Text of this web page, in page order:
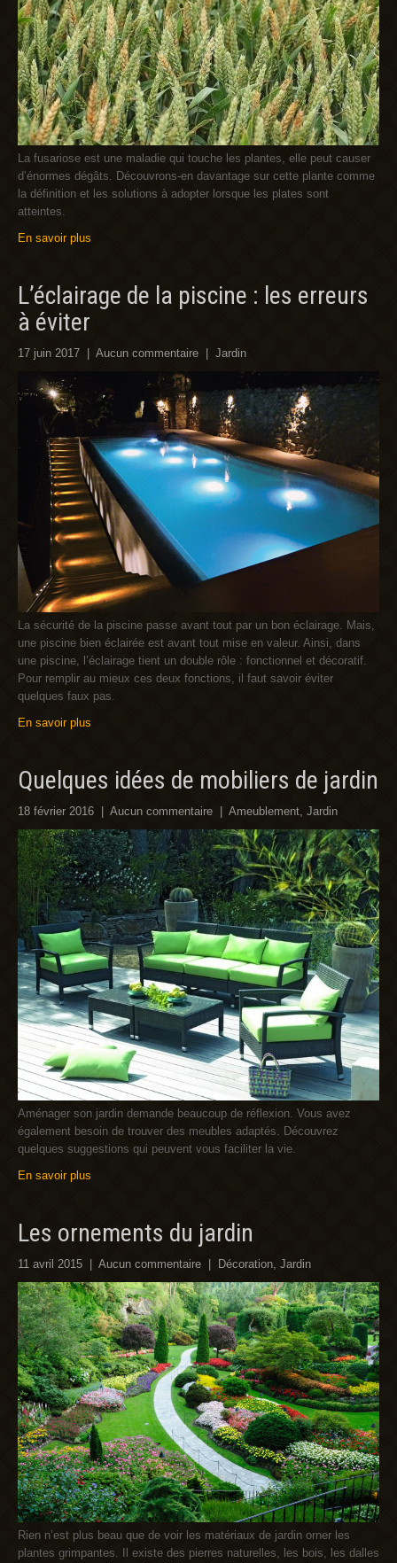
La fusariose est une maladie qui touche les plantes, elle peut causer
d’énormes dégâts. Découvrons-en davantage sur cette plante comme
la définition et les solutions à adopter lorsque les plates sont
atteintes.
En savoir plus
L’éclairage de la piscine : les erreurs
à éviter
17 juin 2017 Aucun commentaire Jardin
La sécurité de la piscine passe avant tout par un bon éclairage. Mais,
une piscine bien éclairée est avant tout mise en valeur. Ainsi, dans
une piscine, l’éclairage tient un double rôle : fonctionnel et décoratif.
Pour remplir au mieux ces deux fonctions, il faut savoir éviter
quelques faux pas.
En savoir plus
Quelques idées de mobiliers de jardin
18 février 2016 Aucun commentaire Ameublement, Jardin
Aménager son jardin demande beaucoup de réflexion. Vous avez
également besoin de trouver des meubles adaptés. Découvrez
quelques suggestions qui peuvent vous faciliter la vie.
En savoir plus
Les ornements du jardin
11 avril 2015 | Aucun commentaire | Décoration Jardin
Rien n’est plus beau que de voir les matériaux de jardin orner les
plantes grimpantes. Il existe des pierres naturelles, les bois, les dalles